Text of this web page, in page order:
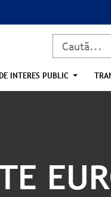
INTERES PUBLIC